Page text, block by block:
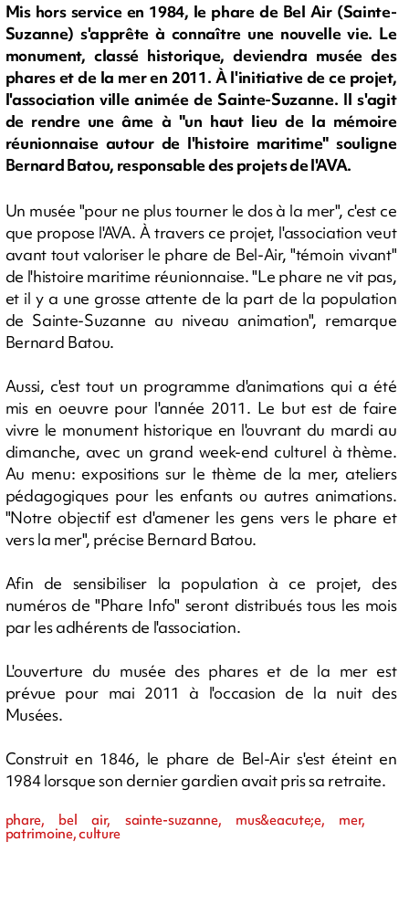
Mis hors service en 1984, le phare de Bel Air (Sainte-
Suzanne) s'apprête à connaître une nouvelle vie. Le
monument, classé historique, deviendra musée des
phares et de la mer en 2011. À l'initiative de ce projet,
l'association ville animée de Sainte-Suzanne. Il s'agit
de rendre une âme à "un haut lieu de la mémoire
réunionnaise autour de l'histoire maritime" souligne
Bernard Batou, responsable des projets de l'AVA.
Un musée "pour ne plus tourner le dos à la mer", c'est ce
que propose l'AVA. À travers ce projet, l'association veut
avant tout valoriser le phare de Bel-Air, "témoin vivant"
de l'histoire maritime réunionnaise. "Le phare ne vit pas,
et il y a une grosse attente de la part de la population
de Sainte-Suzanne au niveau animation", remarque
Bernard Batou.
Aussi, c'est tout un programme d'animations qui a été
mis en oeuvre pour l'année 2011. Le but est de faire
vivre le monument historique en l'ouvrant du mardi au
dimanche, avec un grand week-end culturel à thème.
Au menu: expositions sur le thème de la mer, ateliers
pédagogiques pour les enfants ou autres animations.
"Notre objectif est d'amener les gens vers le phare et
vers la mer", précise Bernard Batou.
Afin de sensibiliser la population à ce projet, des
numéros de "Phare Info" seront distribués tous les mois
par les adhérents de l'association.
L'ouverture du musée des phares et de la mer est
prévue pour mai 2011 à l'occasion de la nuit des
Musées.
Construit en 1846, le phare de Bel-Air s'est éteint en
1984 lorsque son dernier gardien avait pris sa retraite.
phare, bel air, sainte-suzanne, mus&eacute;e, mer,
patrimoine, culture